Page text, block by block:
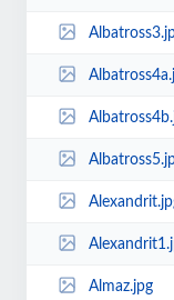
Almaz.jpg